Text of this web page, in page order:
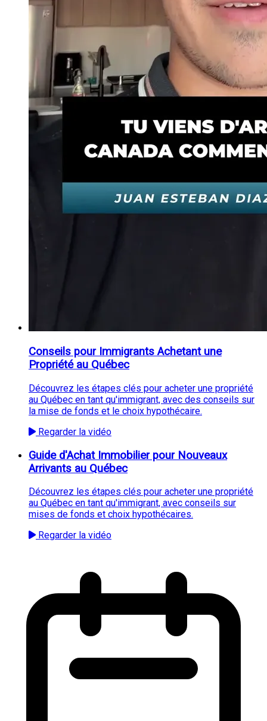
Conseils pour Immigrants Achetant une
Propriété au Québec
Découvrez les étapes clés pour acheter une propriété
au Québec en tant qu'immigrant, avec des conseils sur
la mise de fonds et le choix hypothécaire.
Regarder la vidéo
Guide d'Achat Immobilier pour Nouveaux
Arrivants au Québec
Découvrez les étapes clés pour acheter une propriété
au Québec en tant qu'immigrant, avec conseils sur
mises de fonds et choix hypothécaires.
Regarder la vidéo